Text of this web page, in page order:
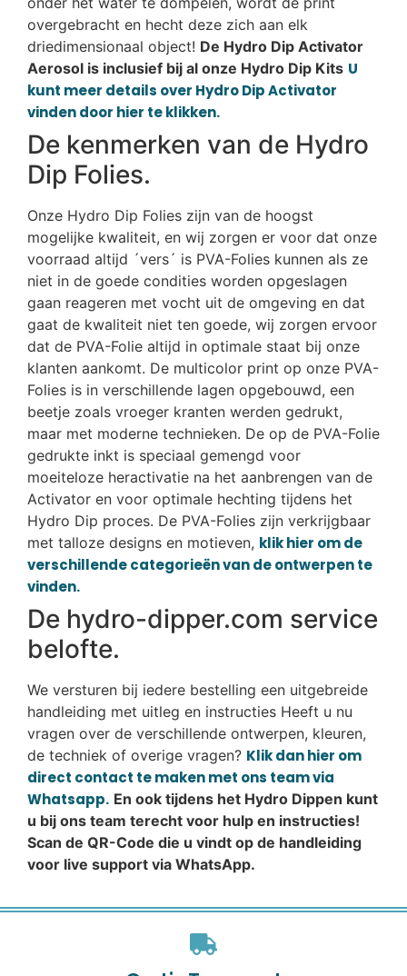
overgebracht en hecht deze zich aan elk
driedimensionaal object! De Hydro Dip Activator
Aerosol is inclusief bij al onze Hydro Dip Kits U
kunt meer details over Hydro Dip Activator
vinden door hier te klikken.
De kenmerken van de Hydro
Dip Folies.
Onze Hydro Dip Folies zijn van de hoogst
mogelijke kwaliteit, en wij zorgen er voor dat onze
voorraad altijd ´vers´ is PVA-Folies kunnen als ze
niet in de goede condities worden opgeslagen
gaan reageren met vocht uit de omgeving en dat
gaat de kwaliteit niet ten goede, wij zorgen ervoor
dat de PVA-Folie altijd in optimale staat bij onze
klanten aankomt. De multicolor print op onze PVA-
Folies is in verschillende lagen opgebouwd, een
beetje zoals vroeger kranten werden gedrukt,
maar met moderne technieken. De op de PVA-Folie
gedrukte inkt is speciaal gemengd voor
moeiteloze heractivatie na het aanbrengen van de
Activator en voor optimale hechting tijdens het
Hydro Dip proces. De PVA-Folies zijn verkrijgbaar
met talloze designs en motieven, klik hier om de
verschillende categorieën van de ontwerpen te
vinden.
De hydro-dipper.com service
belofte.
We versturen bij iedere bestelling een uitgebreide
handleiding met uitleg en instructies Heeft u nu
vragen over de verschillende ontwerpen, kleuren,
de techniek of overige vragen? Klik dan hier om
direct contact te maken met ons team via
Whatsapp. En ook tijdens het Hydro Dippen kunt
u bij ons team terecht voor hulp en instructies!
Scan de QR-Code die u vindt op de handleiding
voor live support via WhatsApp.